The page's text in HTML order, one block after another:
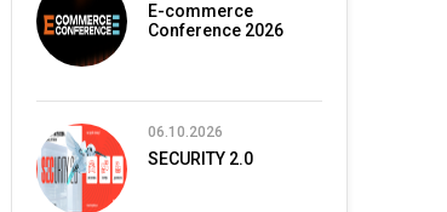
E-commerce
Conference 2026
06.10.2026
SECURITY 2.0